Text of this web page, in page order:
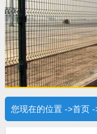
您现在的位置 ->首页 -